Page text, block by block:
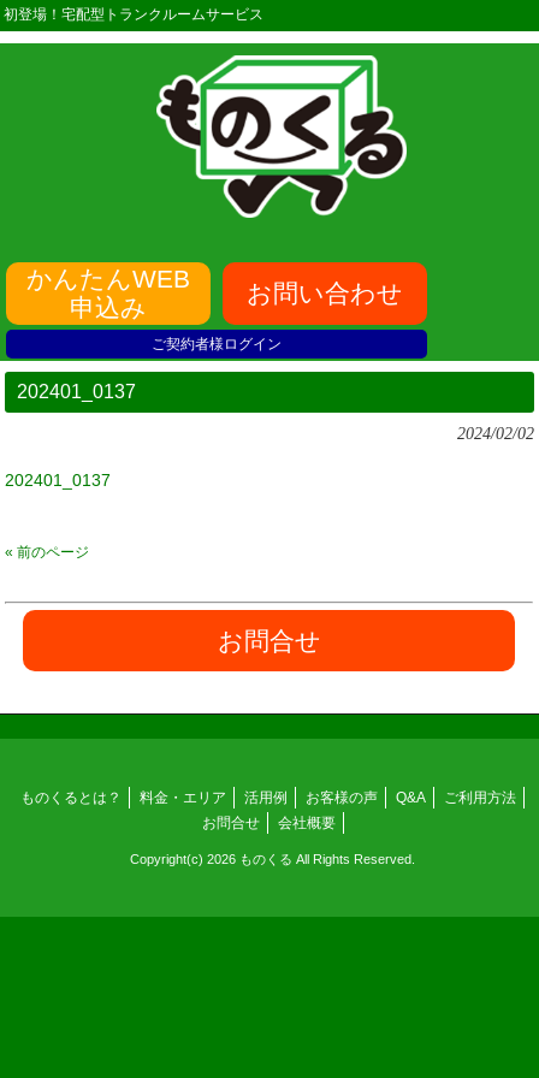
初登場！宅配型トランクルームサービス
かんたんWEB
申込み
お問い合わせ
ご契約者様ログイン
202401_0137
2024/02/02
202401_0137
« 前のページ
お問合せ
ものくるとは？ 料金・エリア 活用例 お客様の声 Q&A
ご利用方法
お問合せ
会社概要
Copyright(c) 2026 ものくる All Rights Reserved.